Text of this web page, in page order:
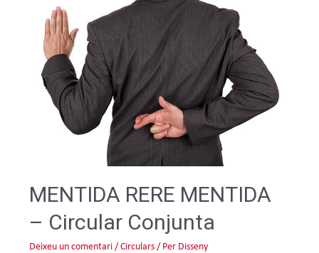
MENTIDA RERE MENTIDA
– Circular Conjunta
Deixeu un comentari /Circulars / Per Disseny